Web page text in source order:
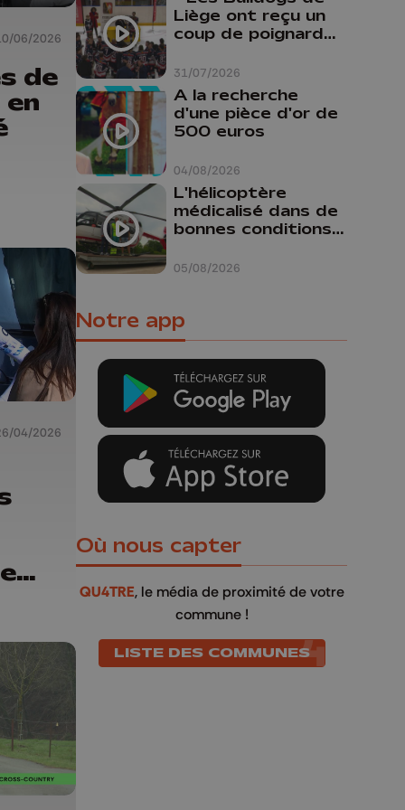
06/2026
de
04/2026
31/07/2026
Liège ont reçu un
coup de poignard
04/08/2026
A la recherche
d'une pièce d'or de
500 euros
05/08/2026
L'hélicoptère
médicalisé dans de
bonnes conditions à
Notre app
Où nous capter
QU4TRE, le média de proximité de votre
commune !
LISTE DES COMMUNES